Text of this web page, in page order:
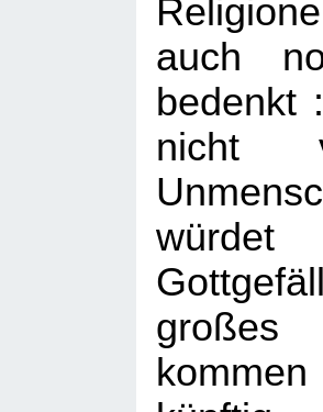
auch
bedenkt
nicht
großes